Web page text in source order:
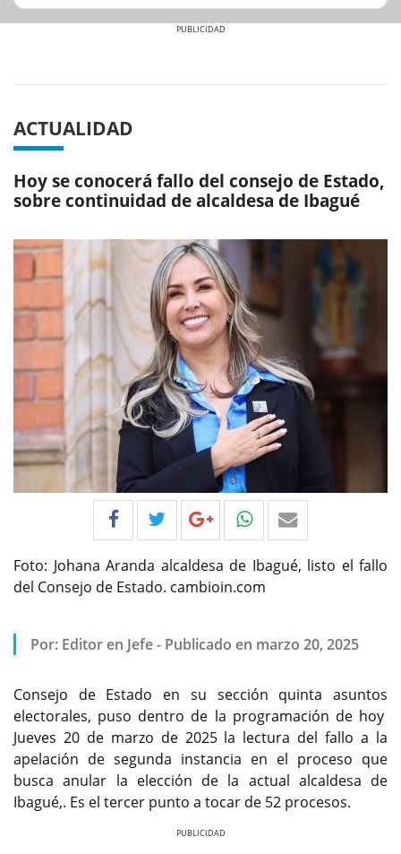
ACTUALIDAD
Hoy se conocerá fallo del consejo de Estado,
sobre continuidad de alcaldesa de Ibagué
Foto: Johana Aranda alcaldesa de Ibagué, listo el fallo
del Consejo de Estado. cambioin.com
Por: Editor en Jefe- Publicado en marzo 20, 2025
Consejo de Estado en su sección quinta asuntos
electorales, puso dentro de la programación de hoy
Jueves 20 de marzo de 2025 la lectura del fallo a la
apelación de segunda instancia en el proceso que
busca anular la elección de la actual alcaldesa de
Ibagué,. Es el tercer punto a tocar de 52 procesos.